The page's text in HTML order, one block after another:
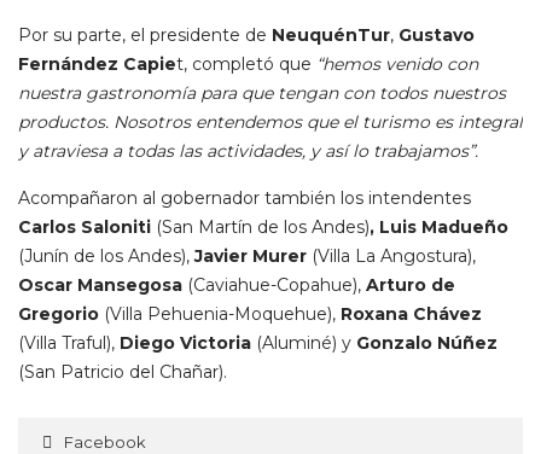
Por su parte, el presidente de NeuquénTur, Gustavo
Fernández Capiet, completó que “hemos venido con
nuestra gastronomía para que tengan con todos nuestros
productos. Nosotros entendemos que el turismo es integral
y atraviesa a todas las actividades, y así lo trabajamos”.
Acompañaron al gobernador también los intendentes
Carlos Saloniti (San Martín de los Andes), Luis Madueño
(Junín de los Andes),Javier Murer (Villa La Angostura),
Oscar Mansegosa (Caviahue-Copahue), Arturo de
Gregorio (Villa Pehuenia-Moquehue), Roxana Chávez
(Villa Traful), Diego Victoria (Aluminé) y Gonzalo Núñez
(San Patricio del Chañar).
Facebook